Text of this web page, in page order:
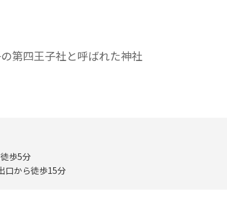
第四王子社と呼ばれた神社
歩5分
口から徒歩15分